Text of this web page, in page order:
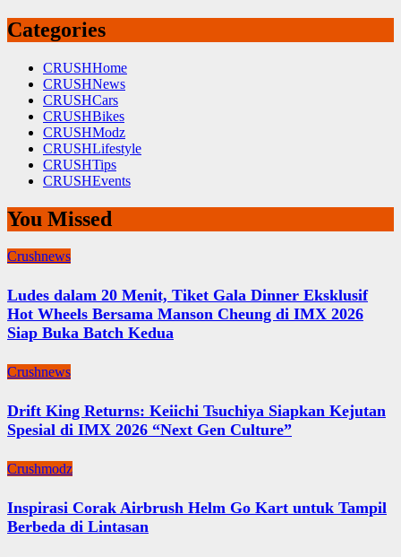
Categories
CRUSHHome
CRUSHNews
CRUSHCars
CRUSHBikes
CRUSHModz
CRUSHLifestyle
CRUSHTips
CRUSHEvents
You Missed
Crushnews
Ludes dalam 20 Menit, Tiket Gala Dinner Eksklusif
Hot Wheels Bersama Manson Cheung di IMX 2026
Siap Buka Batch Kedua
Crushnews
Drift King Returns: Keiichi Tsuchiya Siapkan Kejutan
Spesial di IMX 2026 “Next Gen Culture”
Crushmodz
Inspirasi Corak Airbrush Helm Go Kart untuk Tampil
Berbeda di Lintasan